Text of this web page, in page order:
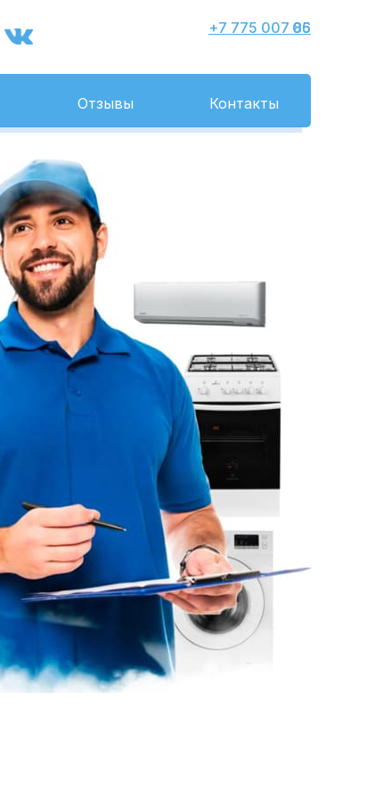
+7 775 007 86 05
Отзывы Контакты